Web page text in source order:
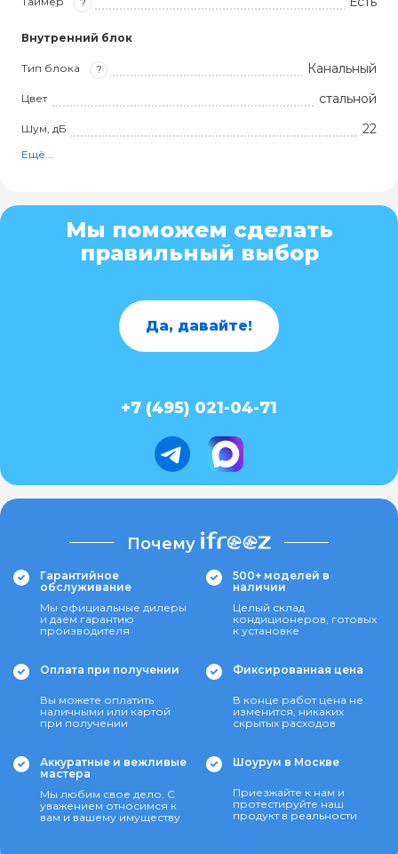
Внутренний блок
Тип блока ? Канальный
Цвет стальной
Шум, дБ 22
Ещё...
Мы поможем сделать
правильный выбор
Да, давайте!
+7 (495) 021-04-71
Почему
Гарантийное
обслуживание
Мы официальные дилеры
и даем гарантию
производителя
500+ моделей в
наличии
Целый склад
кондиционеров, готовых
к установке
Оплата при получении
Вы можете оплатить
наличными или картой
при получении
Фиксированная цена
В конце работ цена не
изменится, никаких
скрытых расходов
Аккуратные и вежливые
мастера
Мы любим свое дело. С
уважением относимся к
вам и вашему имуществу
Шоурум в Москве
Приезжайте к нам и
протестируйте наш
продукт в реальности